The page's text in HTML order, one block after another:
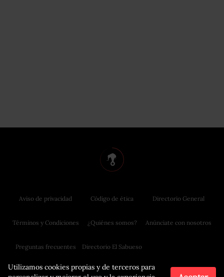
Utilizamos cookies propias y de terceros para
Aviso de privacidad
Términos y Condiciones
Preguntas frecuentes
Código de ética
¿Quiénes somos?
Directorio El Sabueso
Directorio General
Anúnciate con nosotros